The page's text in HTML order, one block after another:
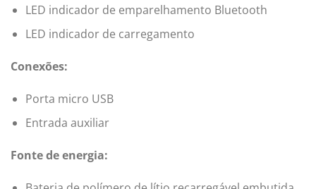
LED indicador de emparelhamento Bluetooth
LED indicador de carregamento
Conexões:
Porta micro USB
Entrada auxiliar
Fonte de energia: